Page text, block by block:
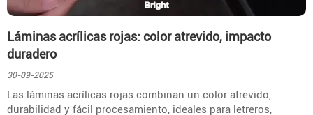
Láminas acrílicas rojas: color atrevido, impacto
duradero
30-09-2025
Las láminas acrílicas rojas combinan un color atrevido,
durabilidad y fácil procesamiento, ideales para letreros,